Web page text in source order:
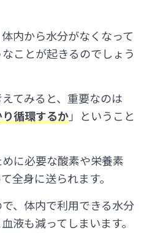
内から水分がなくなって
ことが起きるのでしょう
てみると、重要なのは
循環するか」ということ
に必要な酸素や栄養素
全身に送られます。
、体内で利用できる水分
液も減ってしまいます。